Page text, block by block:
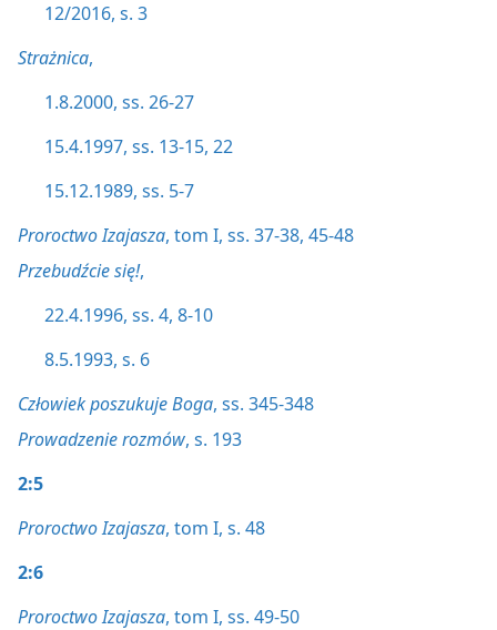
12/2016, s. 3
Strażnica,
1.8.2000, ss. 26-27
15.4.1997, ss. 13-15, 22
15.12.1989, ss. 5-7
Proroctwo Izajasza, tom I, ss. 37-38, 45-48
Przebudźcie się!,
22.4.1996, ss. 4, 8-10
8.5.1993, s. 6
Człowiek poszukuje Boga, ss. 345-348
Prowadzenie rozmów, s. 193
2:5
Proroctwo Izajasza, tom I, s. 48
2:6
Proroctwo Izajasza, tom I, ss. 49-50